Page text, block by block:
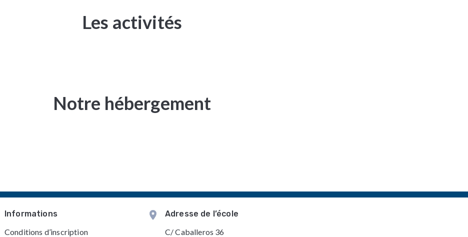
Les activités
Notre hébergement
Informations
Conditions d’inscription
Adresse de l’école
C/ Caballeros 36